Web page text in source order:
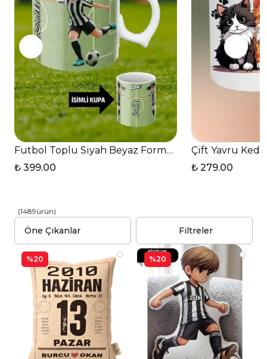
Futbol Toplu Siyah Beyaz Formalı Kadın Futbolcu
₺ 399.00
Çift Yavru
₺ 279.00
(1489ürün)
Filtreler
%20 %20